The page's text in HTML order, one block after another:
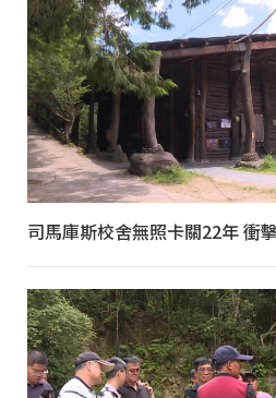
司馬庫斯校舍無照卡關22年 衝